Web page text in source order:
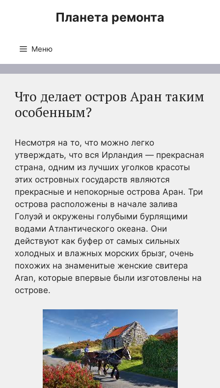
Планета ремонта
Меню
Что делает остров Аран таким
особенным?
Несмотря на то, что можно легко
утверждать, что вся Ирландия — прекрасная
страна, одним из лучших уголков красоты
этих островных государств являются
прекрасные и непокорные острова Аран. Три
острова расположены в начале залива
Голуэй и окружены голубыми бурлящими
водами Атлантического океана. Они
действуют как буфер от самых сильных
холодных и влажных морских брызг, очень
похожих на знаменитые женские свитера
Aran, которые впервые были изготовлены на
острове.